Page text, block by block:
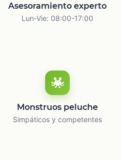
Asesoramiento experto
Lun-Vie: 08:00-17:00
Monstruos peluche
Simpáticos y competentes